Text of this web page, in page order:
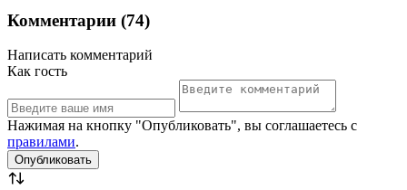
Комментарии (74)
Написать комментарий
Как гость
Нажимая на кнопку "Опубликовать", вы соглашаетесь с
правилами.